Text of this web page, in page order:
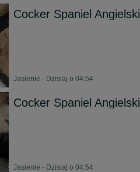
Cocker Spaniel Angielski
Jasienie - Dzisiaj o 04:54
Cocker Spaniel Angielski
Jasienie - Dzisiaj o 04:54